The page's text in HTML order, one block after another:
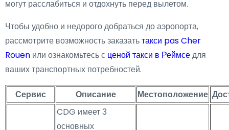
могут расслабиться и отдохнуть перед вылетом.
Чтобы удобно и недорого добраться до аэропорта,
рассмотрите возможность заказатьтакси pas Cher
Rouen или ознакомьтесь с ценой такси в Реймседля
ваших транспортных потребностей.
Сервис Описание Местоположение
CDG имеет 3
основных